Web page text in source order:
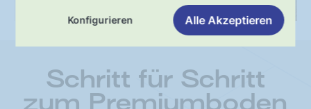
Konfigurieren Alle Akzeptieren
Schritt für Schritt
zum Premiumboden